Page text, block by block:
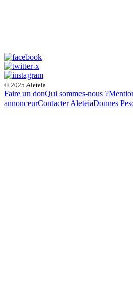
© 2025 Aleteia
Faire un donQui sommes-nous ?
annonceurContacter AleteiaDonnes